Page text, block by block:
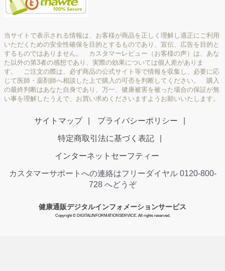
当サイトで表示される情報は、お客様が商品を正しく理解し適正にご利用
いただくための安全性確保を目的とするものであり、宣伝、広告を目的と
するものではありません。 カスタマーレビュー（お客様の声）は、あな
た以外の第3者の感想であり、実際の効果については個人差がありま
す。 ご注文の際は、必ず商品の公式サイト等で情報を収集し、必要に応
じて医師・薬剤師へ相談した上で購入の可否を判断してください。 購入
の最終判断はあなた自身であり、万一、健康被害を被った場合の保証が無
い事を理解したうえで、お買い求めくださいますようお願いいたします。
サイトマップ プライバシーポリシー
特定商取引法に基づく表記
インターネットセーフティー
カスタマーサポートへの連絡はフリーダイヤル 0120-800-
728 へどうぞ
健康通販デジタルインフォメーションサービス
Copyright © DIGITALINFORMATIONSERVICE. All rights reserved.